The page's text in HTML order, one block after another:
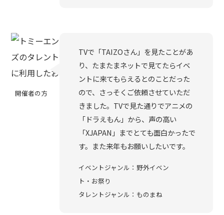
開催者の方
TVで「TAIZOさん」を見たことがあ
り、たまたまネットで見てたらイベ
ントに来てもらえるとのことだった
ので、さっそくご依頼させていただ
きました。TVで見た通りでアニメの
「ドラえもん」から、声の高い
「XJAPAN」までとても面白かったで
す。また来年もお願いしたいです。
イベントジャンル：野外イベン
ト・お祭り
タレントジャンル：ものまね